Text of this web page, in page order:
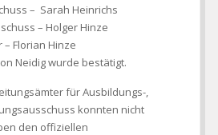
– Sarah Heinrichs
– Holger Hinze
Florian Hinze
Neidig wurde bestätigt.
für Ausbildungs-,
konnten nicht
den offiziellen